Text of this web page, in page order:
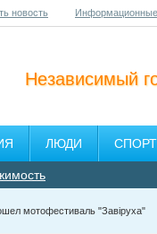
новость
Независимый
ЛЮДИ СПОРТ
мотофестиваль "Завіруха"